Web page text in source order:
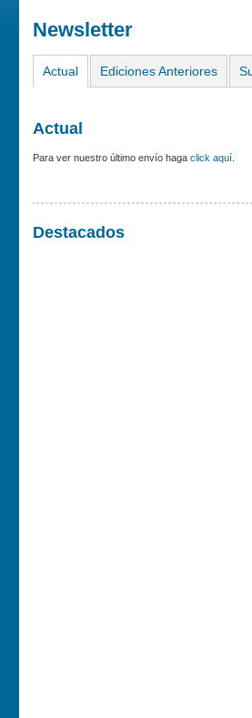
Newsletter
Actual Ediciones Anteriores
Actual
Para ver nuestro último envío haga click aquí
Destacados